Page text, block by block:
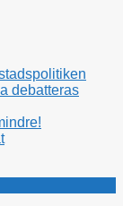
debatteras